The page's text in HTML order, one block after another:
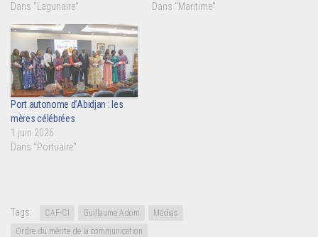
Dans "Lagunaire"
Dans "Maritime"
Port autonome d’Abidjan : les
mères célébrées
1 juin 2026
Dans "Portuaire"
Tags: CAF-CI Guillaume Adom
Médias
Ordre du mérite de la communication